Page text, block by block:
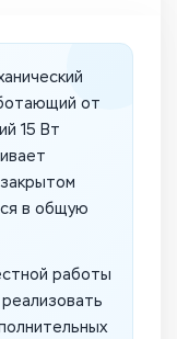
от
15 Вт
в общую
работы